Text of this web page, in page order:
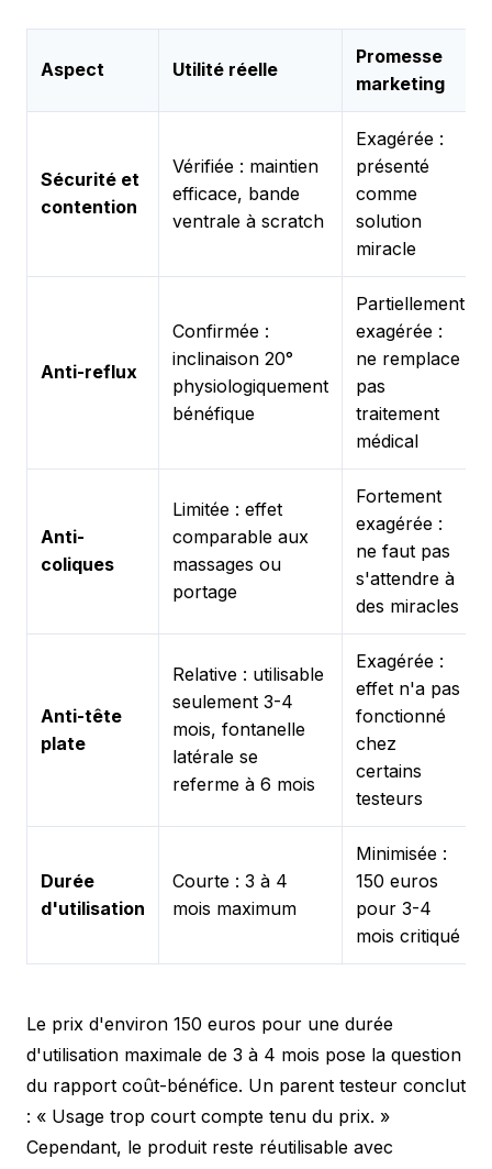
Aspect Utilité réelle
Promesse
marketing
Sécurité et
contention
Vérifiée : maintien
efficace, bande
ventrale à scratch
Exagérée :
présenté
comme
solution
miracle
Anti-reflux
Confirmée :
inclinaison 20°
physiologiquement
bénéfique
Partiellement
exagérée :
ne remplace
pas
traitement
médical
Anti-
coliques
Limitée : effet
comparable aux
massages ou
portage
Fortement
exagérée :
ne faut pas
s'attendre à
des miracles
Anti-tête
plate
Relative : utilisable
seulement 3-4
mois, fontanelle
latérale se
referme à 6 mois
Exagérée :
effet n'a pas
fonctionné
chez
certains
testeurs
Durée
d'utilisation
Courte : 3 à 4
mois maximum
Minimisée :
150 euros
pour 3-4
mois critiqué
Le prix d'environ 150 euros pour une durée
d'utilisation maximale de 3 à 4 mois pose la question
du rapport coût-bénéfice. Un parent testeur conclut
: « Usage trop court compte tenu du prix. »
Cependant, le produit reste réutilisable avec